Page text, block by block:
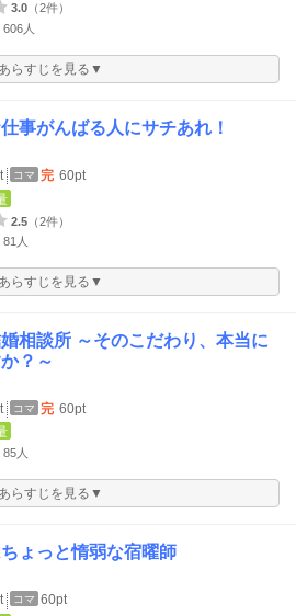
3.0 （2件）
人
らすじを見る▼
事がんばる人にサチあれ！
コマ 完 60pt
2.5 （2件）
人
あらすじを見る▼
相談所 ～そのこだわり、本当に
？～
コマ 完 60pt
人
らすじを見る▼
ょっと惰弱な宿曜師
コマ 60pt